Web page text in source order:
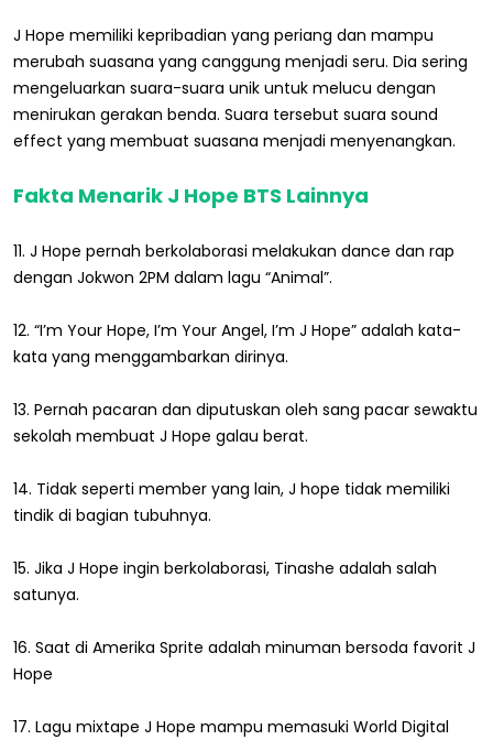
J Hope memiliki kepribadian yang periang dan mampu
merubah suasana yang canggung menjadi seru. Dia sering
mengeluarkan suara-suara unik untuk melucu dengan
menirukan gerakan benda. Suara tersebut suara sound
effect yang membuat suasana menjadi menyenangkan.
Fakta Menarik J Hope BTS Lainnya
11. J Hope pernah berkolaborasi melakukan dance dan rap
dengan Jokwon 2PM dalam lagu “Animal”.
12. “I’m Your Hope, I’m Your Angel, I’m J Hope” adalah kata-
kata yang menggambarkan dirinya.
13. Pernah pacaran dan diputuskan oleh sang pacar sewaktu
sekolah membuat J Hope galau berat.
14. Tidak seperti member yang lain, J hope tidak memiliki
tindik di bagian tubuhnya.
15. Jika J Hope ingin berkolaborasi, Tinashe adalah salah
satunya.
16. Saat di Amerika Sprite adalah minuman bersoda favorit J
Hope
17. Lagu mixtape J Hope mampu memasuki World Digital